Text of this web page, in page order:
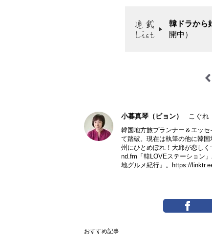
韓ドラから
開中）
小暮真琴（ビョン） こぐれ
韓国地方旅プランナー＆エッ
て踏破。現在は執筆の他に韓
州にひとめぼれ！大邱が恋し
nd.fm「韓LOVEステーション
地グルメ紀行』。
https://
おすすめ記事